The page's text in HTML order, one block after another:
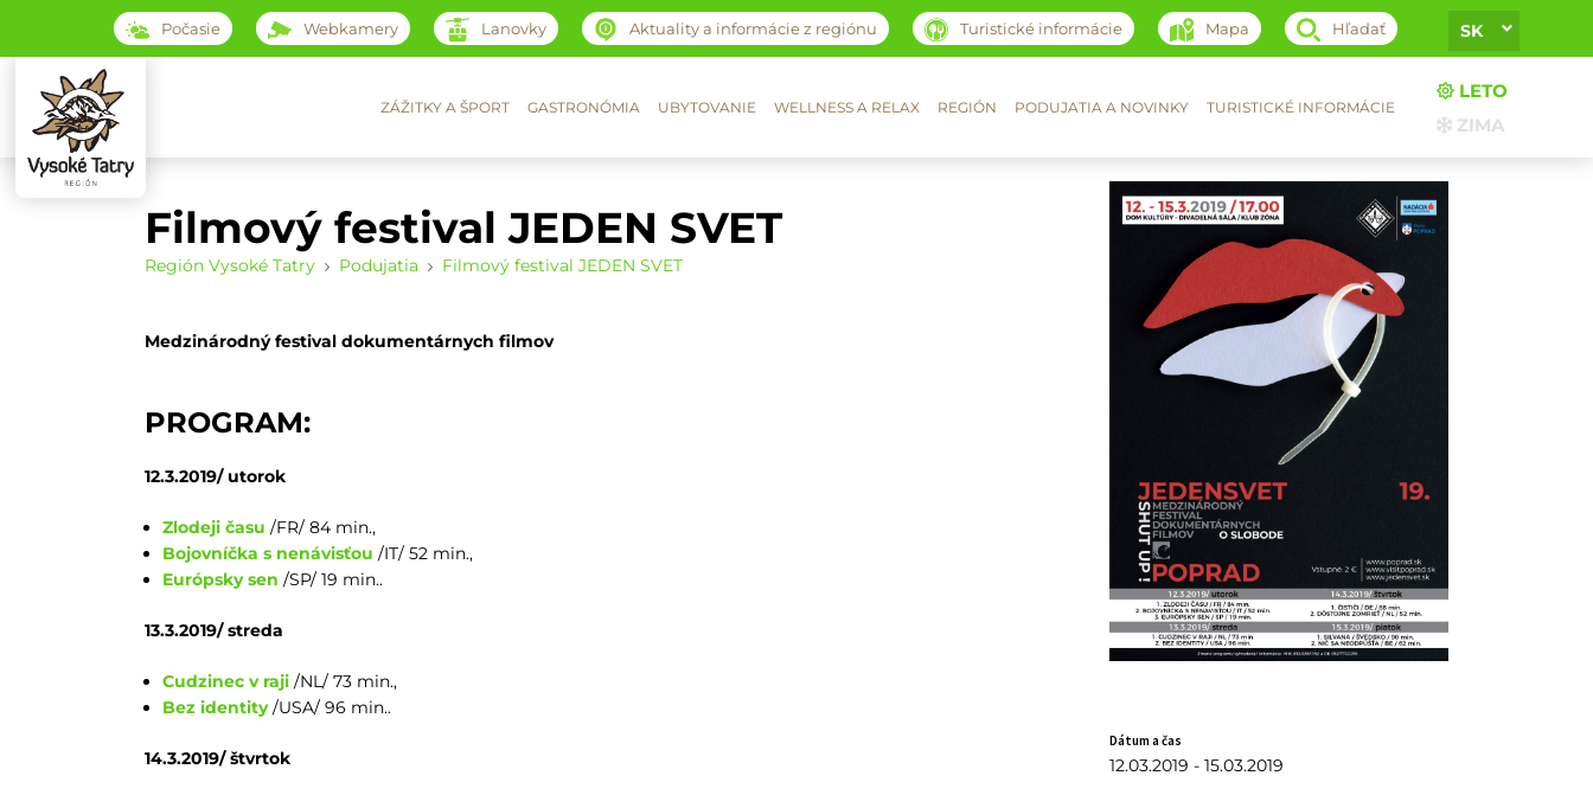
Počasie Webkamery Lanovky Aktuality a informácie z regiónu Turistické informácie Mapa Hľadať SK
ZÁŽITKY A ŠPORT GASTRONÓMIA UBYTOVANIE WELLNESS A RELAX REGIÓN PODUJATIA A NOVINKY TURISTICKÉ INFORMÁCIE
LETO
ZIMA
Filmový festival JEDEN SVET
Región Vysoké Tatry Podujatia Filmový festival JEDEN SVET
Medzinárodný festival dokumentárnych filmov
PROGRAM:
12.3.2019/ utorok
Zlodeji času /FR/ 84 min.,
Bojovníčka s nenávisťou /IT/ 52 min.,
Európsky sen /SP/ 19 min..
13.3.2019/ streda
Cudzinec v raji /NL/ 73 min.,
Bez identity/USA/ 96 min..
14.3.2019/ štvrtok
Dátum a čas
12.03.2019 - 15.03.2019